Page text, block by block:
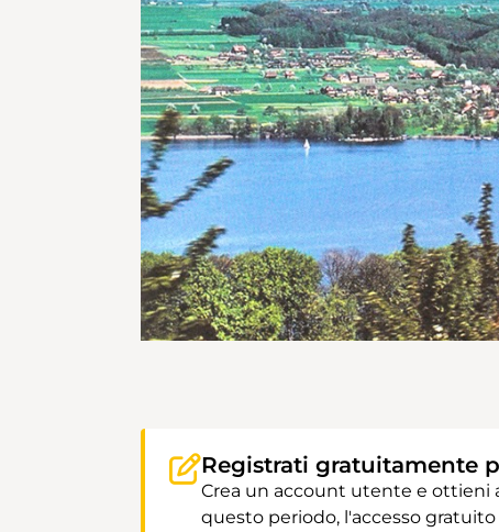
Registrati gratuitamente
Crea un account utente e ottieni
questo periodo, l'accesso gratuito